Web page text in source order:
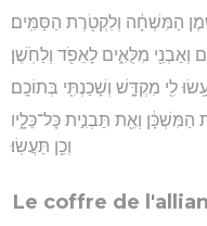
הַמִּשְׁחָ֔ה וְלִקְטֹ֖רֶת הַסַּמִּֽים׃
וְאַבְנֵ֖י מִלֻּאִ֑ים לָאֵפֹ֖ד וְלַחֹֽשֶׁן׃
לִ֖י מִקְדָּ֑שׁ וְשָׁכַנְתִּ֖י בְּתוֹכָֽם׃
וְאֵ֖ת תַּבְנִ֣ית כָּל־כֵּלָ֑יו
וְכֵ֖ן תַּעֲשֽׂוּ׃
Le coffre de